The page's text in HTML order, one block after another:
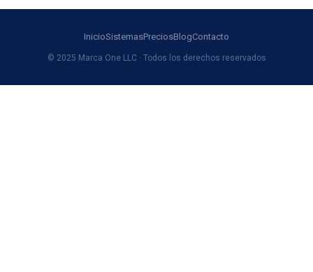
InicioSistemasPreciosBlogContacto
© 2025 Marca One LLC · Todos los derechos reservados